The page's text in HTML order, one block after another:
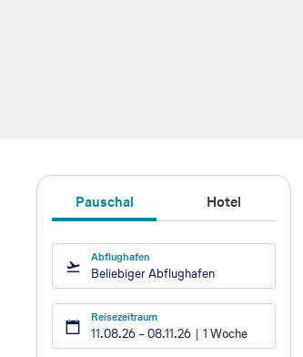
Pauschal Hotel
Abflughafen
Beliebiger Abflughafen
Reisezeitraum
11.08.26 –08.11.26 1 Woche